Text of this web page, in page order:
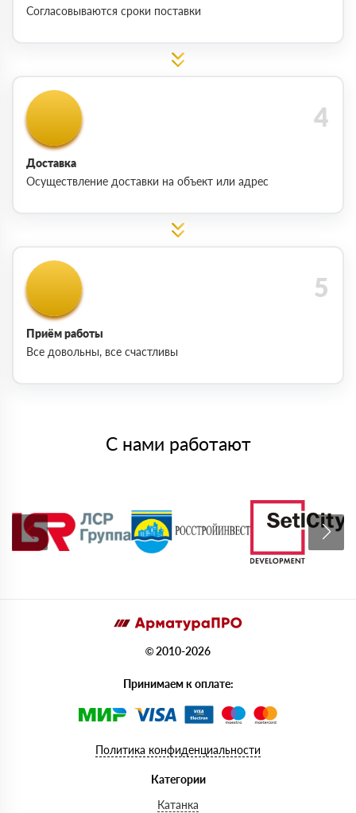
Согласовываются сроки поставки
Доставка
Осуществление доставки на объект или адрес
Приём работы
Все довольны, все счастливы
С нами работают
© 2010-2026
Принимаем к оплате:
Политика конфиденциальности
Категории
Катанка